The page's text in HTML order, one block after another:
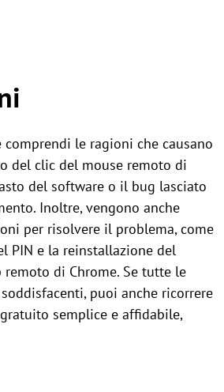
comprendi le ragioni che causano
del clic del mouse remoto di
del software o il bug lasciato
Inoltre, vengono anche
per risolvere il problema, come
PIN e la reinstallazione del
di Chrome. Se tutte le
puoi anche ricorrere
semplice e affidabile,